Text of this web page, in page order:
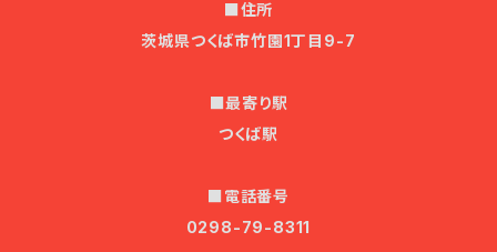
■住所
茨城県つくば市竹園1丁目9-7
■最寄り駅
つくば駅
■電話番号
0298-79-8311